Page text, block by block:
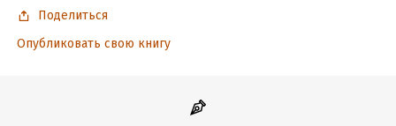
Поделиться
Опубликовать свою книгу